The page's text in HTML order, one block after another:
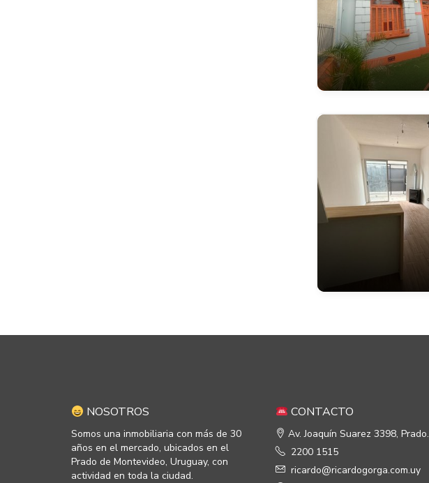
NOSOTROS
Somos una inmobiliaria con más de 30
años en el mercado, ubicados en el
Prado de Montevideo, Uruguay, con
actividad en toda la ciudad.
CONTACTO
Av. Joaquín Suarez 3398, Prado.
2200 1515
ricardo@ricardogorga.com.uy